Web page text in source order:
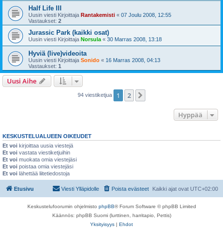
Half Life III
Uusin viesti Kirjoittaja Rantakemisti « 07 Joulu 2008, 12:55
Vastaukset: 2
Jurassic Park (kaikki osat)
Uusin viesti Kirjoittaja Norsula « 30 Marras 2008, 13:18
Hyviä (live)videoita
Uusin viesti Kirjoittaja Sonido « 16 Marras 2008, 04:13
Vastaukset: 1
Uusi Aihe
94 viestiketjua 1 2
Hyppää
KESKUSTELUALUEEN OIKEUDET
Et voi kirjoittaa uusia viestejä
Et voi vastata viestiketjuihin
Et voi muokata omia viestejäsi
Et voi poistaa omia viestejäsi
Et voi lähettää liitetiedostoja
Etusivu Kaikki ajat ovat UTC+02:00
Poista evästeet
Viesti Ylläpidolle
Keskustelufoorumin ohjelmisto phpBB® Forum Software © phpBB Limited
Käännös: phpBB Suomi (lurttinen, harritapio, Pettis)
Yksityisyys | Ehdot